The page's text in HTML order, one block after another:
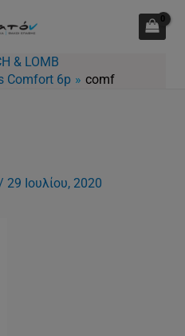
& LOMB
Comfort 6p
comf
/ 29 Ιουλίου, 2020